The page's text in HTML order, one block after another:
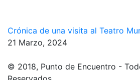
Crónica de una visita al Teatro
21 Marzo, 2024
© 2018, Punto de Encuentro -